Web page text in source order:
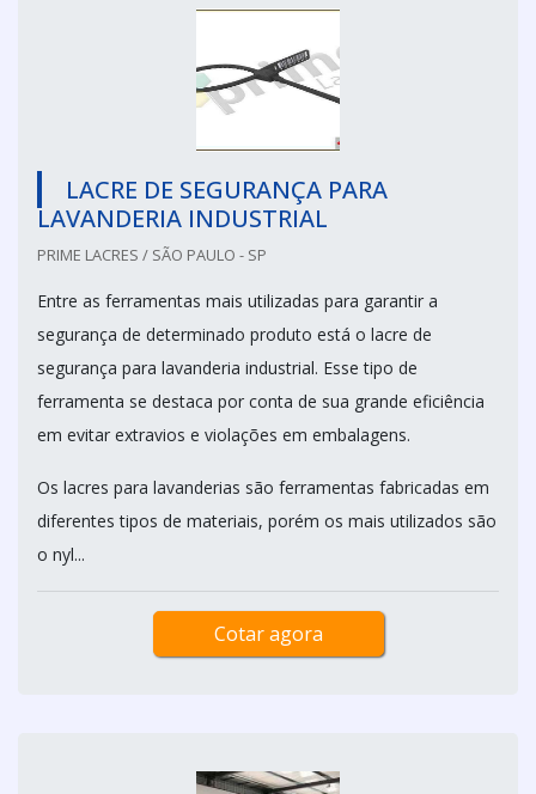
LACRE DE SEGURANÇA PARA
LAVANDERIA INDUSTRIAL
PRIME LACRES / SÃO PAULO - SP
Entre as ferramentas mais utilizadas para garantir a
segurança de determinado produto está o lacre de
segurança para lavanderia industrial. Esse tipo de
ferramenta se destaca por conta de sua grande eficiência
em evitar extravios e violações em embalagens.
Os lacres para lavanderias são ferramentas fabricadas em
diferentes tipos de materiais, porém os mais utilizados são
o nyl...
Cotar agora